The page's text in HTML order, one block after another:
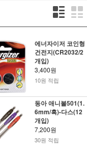
에너자이저 코인형
건전지(CR2032/2
개입)
3,400원
10원 적립
동아 애니볼501(1.
6mm/흑)-다스(12
개입)
7,200원
30원 적립